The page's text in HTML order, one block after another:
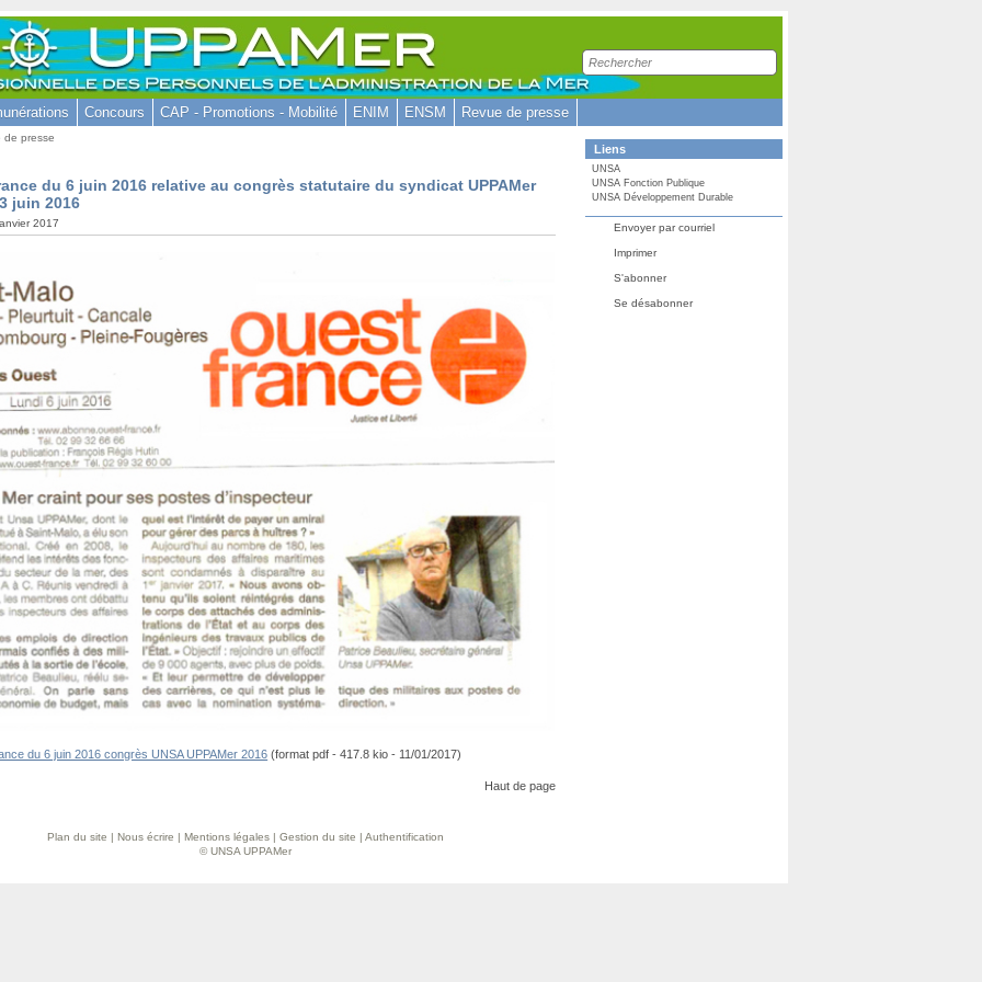
Recherche
sur
le
site
Concours CAP - Promotions - Mobilité ENIM ENSM Revue de presse
de presse
du 6 juin 2016 relative au congrès statutaire du syndicat UPPAMer
juin 2016
2017
du 6 juin 2016 congrès UNSA UPPAMer 2016 (format pdf - 417.8 kio - 11/01/2017)
Haut de page
Liens
UNSA
UNSA Fonction Publique
UNSA Développement Durable
Envoyer par courriel
Imprimer
S'abonner
Se désabonner
Plan du site | Nous écrire | Mentions légales | Gestion du site | Authentification
© UNSA UPPAMer